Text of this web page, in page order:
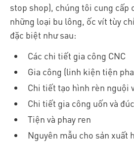
stop shop), chúng tôi cung cấp
những loại bu lông, ốc vít tùy
đặc biệt như sau:
Các chi tiết gia công CNC
Gia công (linh kiện tiện
Chi tiết tạo hình rèn nguội
Chi tiết gia công uốn và đúc
Tiện và phay ren
Nguyên mẫu cho sản xuất